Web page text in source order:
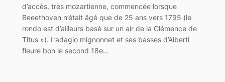
d’accès, très mozartienne, commencée lorsque
Beeethoven n’était âgé que de 25 ans vers 1795 (le
rondo est d’ailleurs basé sur un air de la Clémence de
Titus »). L’adagio mignonnet et ses basses d’Alberti
fleure bon le second 18e…